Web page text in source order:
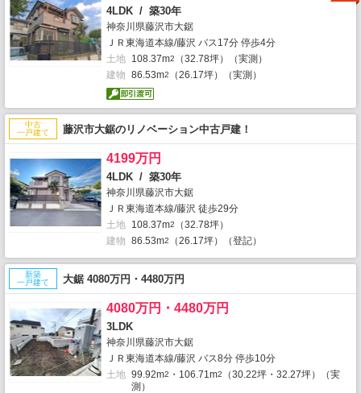
4LDK / 築30年
神奈川県藤沢市大鋸
ＪＲ東海道本線/藤沢 バス17分 停歩4分
土地 108.37m2
（32.78坪）（実測）
建物 86.53m2 （26.17坪）（実測）
中古
一戸建て
藤沢市大鋸のリノベーション中古戸建！
4199万円
4LDK / 築30年
神奈川県藤沢市大鋸
ＪＲ東海道本線/藤沢 徒歩29分
土地 108.37m2
（32.78坪）
建物 86.53m2 （26.17坪）（登記）
新築
一戸建て
大鋸 4080万円・4480万円
4080万円・4480万円
3LDK
神奈川県藤沢市大鋸
ＪＲ東海道本線/藤沢 バス8分 停歩10分
土地 99.92m2 ・106.71m2
（30.22坪・32.27坪）（実
測）